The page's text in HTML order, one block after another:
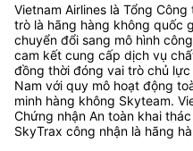
Vietnam Airlines là Tổng
trò là hãng hàng không quốc
chuyển đổi sang mô hình
cam kết cung cấp dịch vụ
đồng thời đóng vai trò chủ
Nam với quy mô hoạt động
minh hàng không Skyteam.
Chứng nhận An toàn khai
SkyTrax công nhận là hãng